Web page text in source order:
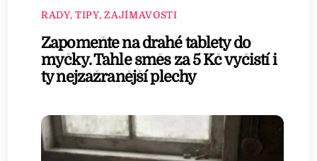
RADY, TIPY, ZAJÍMAVOSTI
Zapomeňte na drahé tablety do
myčky. Tahle směs za 5 Kč vyčistí i
ty nejzažranější plechy